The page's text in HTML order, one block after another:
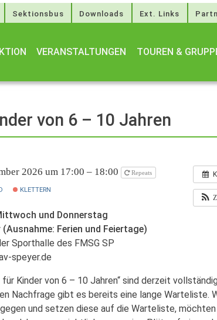
Sektionsbus Downloads Ext. Links
VERANSTALTUNGEN TOUREN &
von 6 – 10 Jahren
2026 um 17:00 – 18:00 Repeats
KLETTERN
und Donnerstag
Ferien und Feiertage)
Sporthalle des FMSG SP
speyer.de
Kinder von 6 – 10 Jahren“ sind derzeit
Nachfrage gibt es bereits eine lange Warteliste.
und setzen diese auf die Warteliste,